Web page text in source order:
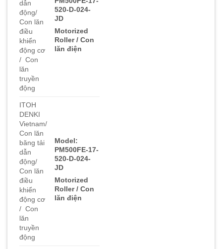
dẫn
động/
Con lăn
điều
khiển
động cơ
/ Con
lăn
truyền
động
520-D-024-
JD
Motorized
Roller / Con
lăn điện
ITOH
DENKI
Vietnam/
Con lăn
băng tải
dẫn
động/
Con lăn
điều
khiển
động cơ
/ Con
lăn
truyền
động
Model:
PM500FE-17-
520-D-024-
JD
Motorized
Roller / Con
lăn điện